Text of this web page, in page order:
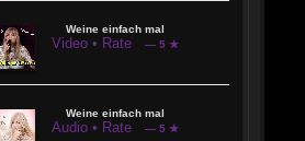
Weine einfach mal
Video • Rate — 5 ★
Weine einfach mal
Audio • Rate — 5 ★